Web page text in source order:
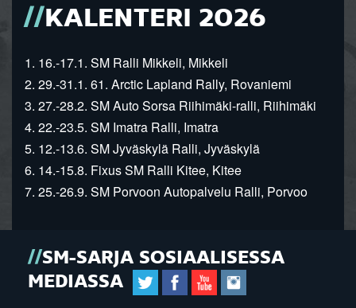
KALENTERI 2026
1. 16.-17.1. SM Ralli Mikkeli, Mikkeli
2. 29.-31.1. 61. Arctic Lapland Rally, Rovaniemi
3. 27.-28.2. SM Auto Sorsa Riihimäki-ralli, Riihimäki
4. 22.-23.5. SM Imatra Ralli, Imatra
5. 12.-13.6. SM Jyväskylä Ralli, Jyväskylä
6. 14.-15.8. Fixus SM Ralli Kitee, Kitee
7. 25.-26.9. SM Porvoon Autopalvelu Ralli, Porvoo
SM-SARJA SOSIAALISESSA
MEDIASSA